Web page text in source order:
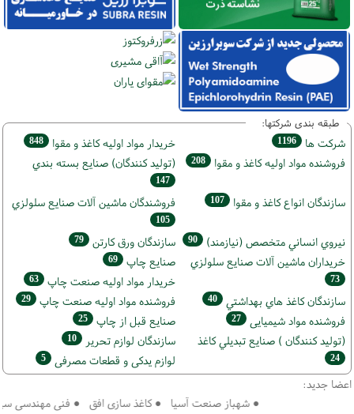
طبقه بندی شرکتها:
شركت ها 1196 خريدار مواد اوليه كاغذ و مقوا 848
فروشنده مواد اوليه كاغذ و مقوا 208 (تولید كنندگان) صنايع بسته بندي
147
سازندگان انواع کاغذ و مقوا 107 فروشندگان ماشين آلات صنايع سلولزي
105
نيروي انساني متخصص (نیازمند) 90 سازندگان ورق كارتن 79
خریداران ماشين آلات صنايع سلولزي
73
صنايع چاپ 69
خريدار مواد اوليه صنعت چاپ 63
سازندگان كاغذ هاي بهداشتي 40 فروشنده مواد اوليه صنعت چاپ 29
فروشنده مواد شیمیایی 27 صنايع قبل از چاپ 25
(تولید كنندگان ) صنايع تبديلي كاغذ
24
سازندگان لوازم تحریر 10
لوازم یدکی و قطعات مصرفی 5
اعضا جدید:
● شهباز صنعت آسیا ● کاغذ سازی افق ● فنی مهندسی سپهر